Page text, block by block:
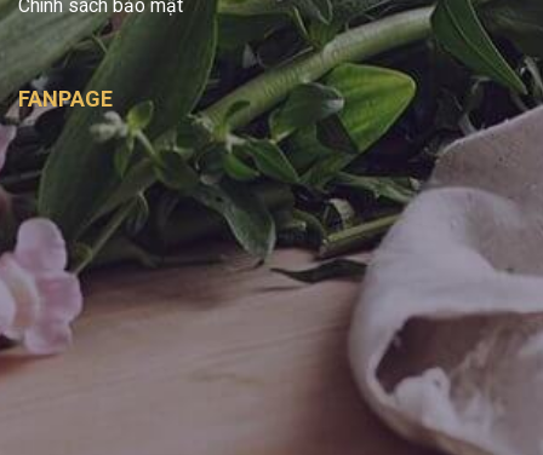
Chính sách bảo mật
FANPAGE